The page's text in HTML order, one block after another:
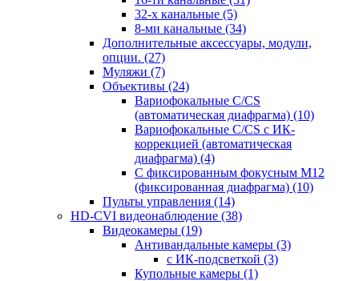
32-х канальные (5)
8-ми канальные (34)
Дополнительные аксессуары, модули,
опции. (27)
Муляжи (7)
Объективы (24)
Вариофокальные C/CS
(автоматическая диафрагма) (10)
Вариофокальные C/CS с ИК-
коррекцией (автоматическая
диафрагма) (4)
С фиксированным фокусным М12
(фиксированная диафрагма) (10)
Пульты управления (14)
HD-CVI видеонаблюдение (38)
Видеокамеры (19)
Антивандальные камеры (3)
с ИК-подсветкой (3)
Купольные камеры (1)